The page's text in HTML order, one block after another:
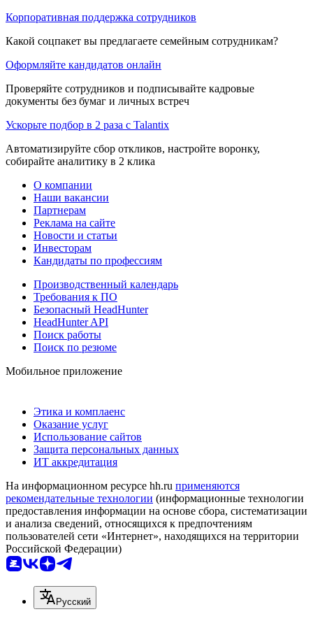
Корпоративная поддержка сотрудников
Какой соцпакет вы предлагаете семейным сотрудникам?
Оформляйте кандидатов онлайн
Проверяйте сотрудников и подписывайте кадровые
документы без бумаг и личных встреч
Ускорьте подбор в 2 раза с Talantix
Автоматизируйте сбор откликов, настройте воронку,
собирайте аналитику в 2 клика
О компании
Наши вакансии
Партнерам
Реклама на сайте
Новости и статьи
Инвесторам
Кандидаты по профессиям
Производственный календарь
Требования к ПО
Безопасный HeadHunter
HeadHunter API
Поиск работы
Поиск по резюме
Мобильное приложение
Этика и комплаенс
Оказание услуг
Использование сайтов
Защита персональных данных
ИТ аккредитация
На информационном ресурсе hh.ru применяются
рекомендательные технологии (информационные технологии
предоставления информации на основе сбора, систематизации
и анализа сведений, относящихся к предпочтениям
пользователей сети «Интернет», находящихся на территории
Российской Федерации)
Русский